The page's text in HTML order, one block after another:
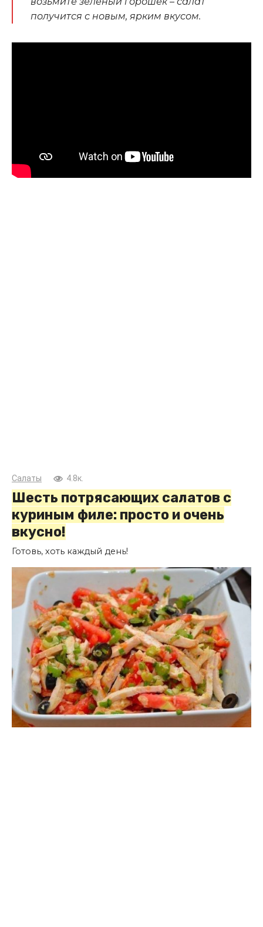
получится с новым, ярким вкусом.
Салаты 4.8к.
Шесть потрясающих салатов с
куриным филе: просто и очень
вкусно!
Готовь, хоть каждый день!